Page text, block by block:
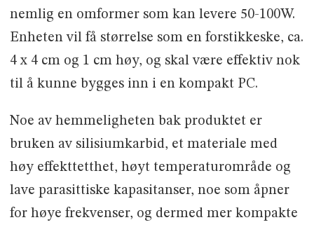
nemlig en omformer som kan levere 50-100W.
Enheten vil få størrelse som en forstikkeske, ca.
4 x 4 cm og 1 cm høy, og skal være effektiv nok
til å kunne bygges inn i en kompakt PC.
Noe av hemmeligheten bak produktet er
bruken av silisiumkarbid, et materiale med
høy effekttetthet, høyt temperaturområde og
lave parasittiske kapasitanser, noe som åpner
for høye frekvenser, og dermed mer kompakte